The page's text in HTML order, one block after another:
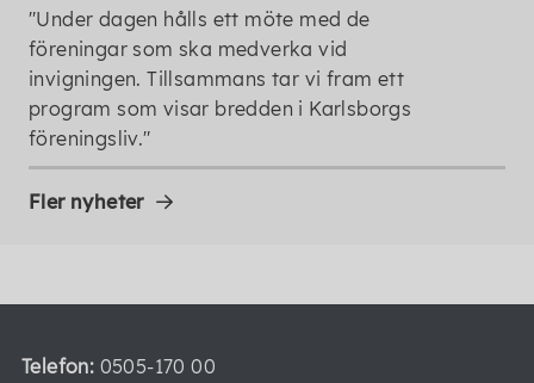
"Under dagen hålls ett möte med de
föreningar som ska medverka vid
invigningen. Tillsammans tar vi fram ett
program som visar bredden i Karlsborgs
föreningsliv."
Fler nyheter
Telefon: 0505-170 00